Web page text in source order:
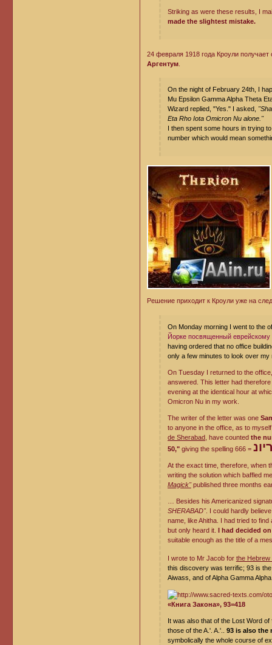
Striking as were these results, I
made the slightest mistake.
24 февраля 1918 года Кроули
Аргентум
On the night of February 24th, I
Mu Epsilon Gamma Alpha Theta
Wizard replied, "Yes." I asked,
Eta Rho Iota Omicron Nu alone."
I then spent some hours in trying
number which would mean
Решение приходит к Кроули уже на
On Monday morning I went to the
Йорке посвященный еврейскому
having ordered that no office
only a few minutes to look over my
On Tuesday I returned to the
answered. This letter had
evening at the identical hour at
Omicron Nu in my work.
The writer of the letter was one
to anyone in the office, as to
de Sherabad, have counted the
50,"giving the spelling
At the exact time, therefore, when
writing the solution which baffled
Magick"published three months
… Besides his Americanized
SHERABAD". I could hardly
name, like Ahitha. I had tried to
but only heard it. I had decided
suitable enough as the title of a
I wrote to Mr Jacob for the Hebrew
this discovery was terrific; 93 is
Aiwass, and of Alpha Gamma
«Книга Закона», 93=418
It was also that of the Lost Word
those of the A.'. A.'.. 93 is also the
symbolically the whole course of